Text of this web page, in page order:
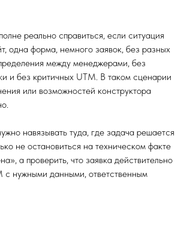
реально справиться, если ситуация
одна форма, немного заявок, без разных
между менеджерами, без
и без критичных UTM. В таком сценарии
или возможностей конструктора
навязывать туда, где задача решается
не остановиться на техническом факте
а проверить, что заявка действительно
с нужными данными, ответственным